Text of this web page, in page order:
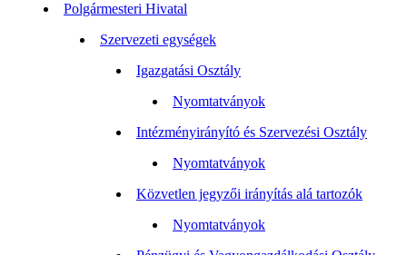
Polgármesteri Hivatal
Szervezeti egységek
Igazgatási Osztály
Nyomtatványok
Intézményirányító és Szervezési Osztály
Nyomtatványok
Közvetlen jegyzői irányítás alá tartozók
Nyomtatványok